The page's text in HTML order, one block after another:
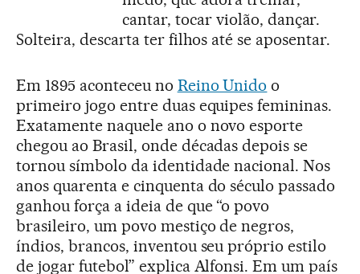
cantar, tocar violão, dançar.
Solteira, descarta ter filhos até se aposentar.
Em 1895 aconteceu no Reino Unido o
primeiro jogo entre duas equipes femininas.
Exatamente naquele ano o novo esporte
chegou ao Brasil, onde décadas depois se
tornou símbolo da identidade nacional. Nos
anos quarenta e cinquenta do século passado
ganhou força a ideia de que “o povo
brasileiro, um povo mestiço de negros,
índios, brancos, inventou seu próprio estilo
de jogar futebol” explica Alfonsi. Em um país